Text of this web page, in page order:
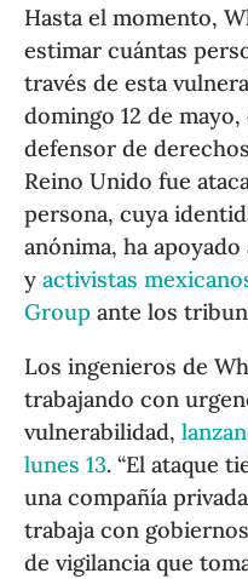
Hasta el momento,
estimar cuántas
través de esta
domingo 12 de
defensor de
Reino Unido fue
persona, cuya
anónima, ha
yactivistas
Group ante los
Los ingenieros de
trabajando con
vulnerabilidad,
lunes 13. “El ataque
una compañía
trabaja con
de vigilancia que